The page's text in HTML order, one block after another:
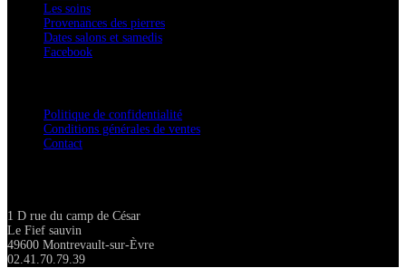
Les soins
Provenances des pierres
Dates salons et samedis
Facebook
Politique de confidentialité
Conditions générales de ventes
Contact
1 D rue du camp de César
Le Fief sauvin
49600 Montrevault-sur-Èvre
02.41.70.79.39